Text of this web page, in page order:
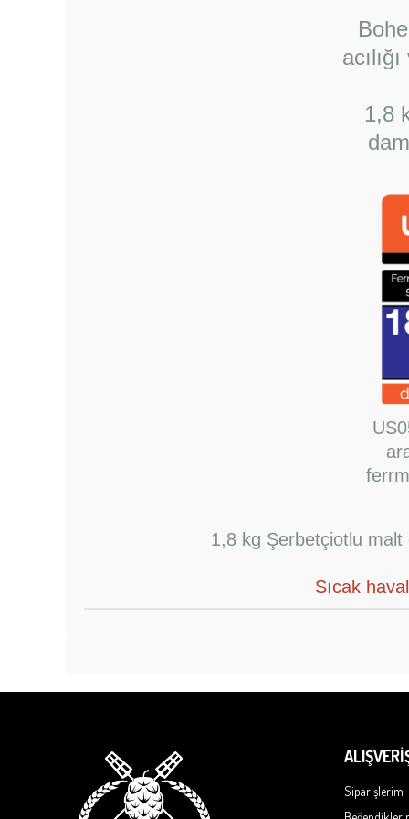
1,8
1,8 kg Şerbetçiotlu malt
Sıcak
Siparişlerim